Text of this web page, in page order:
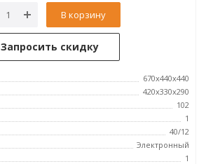
В корзину
Запросить скидку
670x440x440
420х330х290
102
1
40/12
Электронный
1